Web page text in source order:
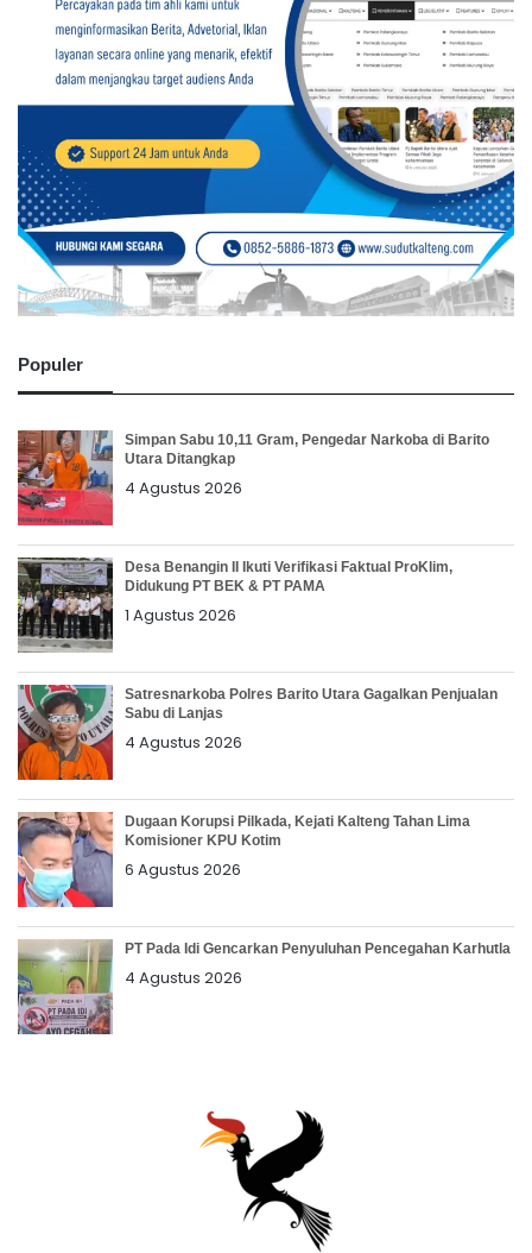
Populer
Simpan Sabu 10,11 Gram, Pengedar Narkoba di Barito
Utara Ditangkap
4 Agustus 2026
Desa Benangin II Ikuti Verifikasi Faktual ProKlim,
Didukung PT BEK & PT PAMA
1 Agustus 2026
Satresnarkoba Polres Barito Utara Gagalkan Penjualan
Sabu di Lanjas
4 Agustus 2026
Dugaan Korupsi Pilkada, Kejati Kalteng Tahan Lima
Komisioner KPU Kotim
6 Agustus 2026
PT Pada Idi Gencarkan Penyuluhan Pencegahan Karhutla
4 Agustus 2026